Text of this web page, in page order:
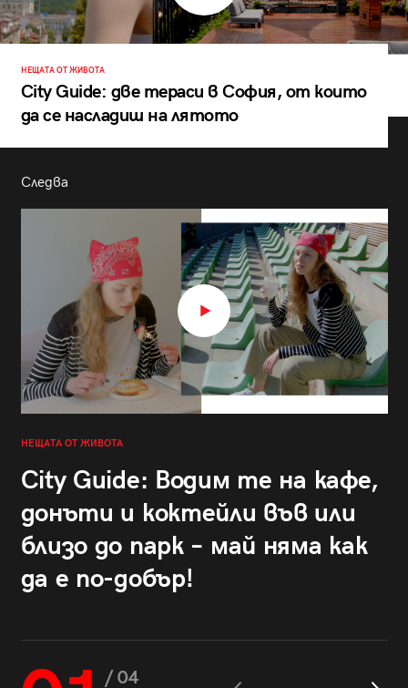
НЕЩАТА ОТ ЖИВОТА
City Guide: две тераси в София, от които
да се насладиш на лятото
Следва
НЕЩАТА ОТ ЖИВОТА
City Guide: Водим те на кафе,
донъти и коктейли във или
близо до парк – май няма как
да е по-добър!
/ 04